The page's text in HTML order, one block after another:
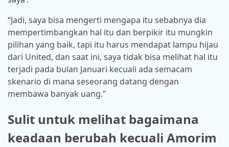
“Jadi, saya bisa mengerti mengapa itu sebabnya dia
mempertimbangkan hal itu dan berpikir itu mungkin
pilihan yang baik, tapi itu harus mendapat lampu hijau
dari United, dan saat ini, saya tidak bisa melihat hal itu
terjadi pada bulan Januari kecuali ada semacam
skenario di mana seseorang datang dengan
membawa banyak uang.”
Sulit untuk melihat bagaimana
keadaan berubah kecuali Amorim